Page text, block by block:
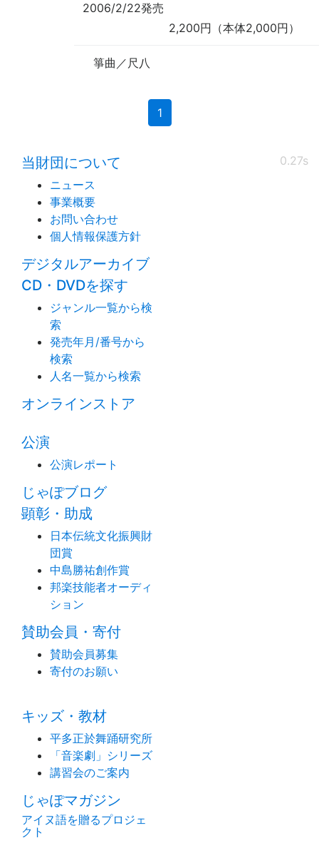
2006/2/22発売
2,200円（本体2,000円）
箏曲／尺八
1(current)
0.27s
当財団について
ニュース
事業概要
お問い合わせ
個人情報保護方針
デジタルアーカイブ
CD・DVDを探す
ジャンル一覧から検
索
発売年月/番号から
検索
人名一覧から検索
オンラインストア
公演
公演レポート
じゃぽブログ
顕彰・助成
日本伝統文化振興財
団賞
中島勝祐創作賞
邦楽技能者オーディ
ション
賛助会員・寄付
賛助会員募集
寄付のお願い
キッズ・教材
平多正於舞踊研究所
「音楽劇」シリーズ
講習会のご案内
じゃぽマガジン
アイヌ語を贈るプロジェ
クト